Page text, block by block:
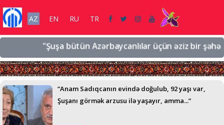
AZ EN RU TR
"Şuşa bütün Azərbaycanlılar üçün əziz bir
“Anam Sadıqcanın evində doğulub, 92 yaşı var,
Şuşanı görmək arzusu ilə yaşayır, amma...”